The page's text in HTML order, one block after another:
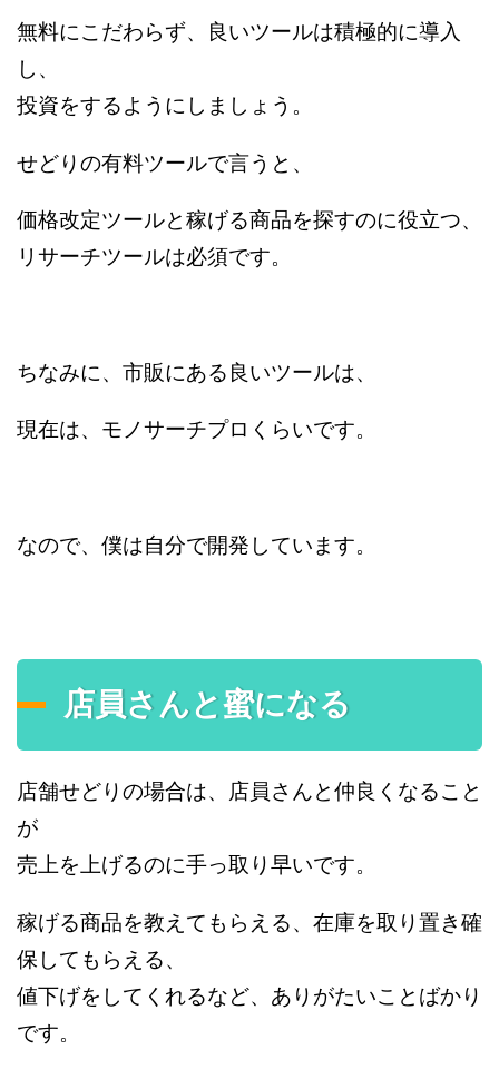
無料にこだわらず、良いツールは積極的に導入
し、
投資をするようにしましょう。
せどりの有料ツールで言うと、
価格改定ツールと稼げる商品を探すのに役立つ、
リサーチツールは必須です。
ちなみに、市販にある良いツールは、
現在は、モノサーチプロくらいです。
なので、僕は自分で開発しています。
店員さんと蜜になる
店舗せどりの場合は、店員さんと仲良くなること
が
売上を上げるのに手っ取り早いです。
稼げる商品を教えてもらえる、在庫を取り置き確
保してもらえる、
値下げをしてくれるなど、ありがたいことばかり
です。